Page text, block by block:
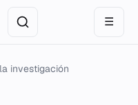
☰
investigación